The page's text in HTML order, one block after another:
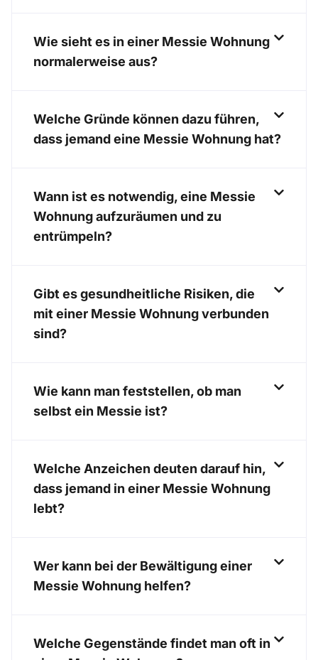
Wie sieht es in einer Messie Wohnung
normalerweise aus?
Welche Gründe können dazu führen,
dass jemand eine Messie Wohnung hat?
Wann ist es notwendig, eine Messie
Wohnung aufzuräumen und zu
entrümpeln?
Gibt es gesundheitliche Risiken, die
mit einer Messie Wohnung verbunden
sind?
Wie kann man feststellen, ob man
selbst ein Messie ist?
Welche Anzeichen deuten darauf hin,
dass jemand in einer Messie Wohnung
lebt?
Wer kann bei der Bewältigung einer
Messie Wohnung helfen?
Welche Gegenstände findet man oft in